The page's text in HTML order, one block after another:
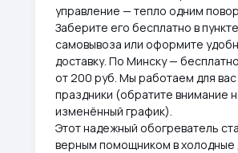
управление — тепло одним
Заберите его бесплатно в пункте
самовывоза или оформите
доставку. По Минску —
от 200 руб. Мы работаем для
праздники (обратите внимание
изменённый график).
Этот надежный обогреватель
верным помощником в холодные